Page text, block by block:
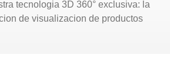
tecnologia 3D 360° exclusiva: la
de visualizacion de productos